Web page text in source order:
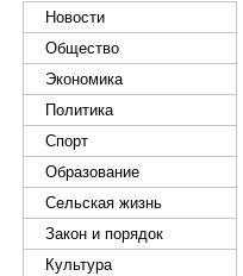
Новости
Общество
Экономика
Политика
Спорт
Образование
Сельская жизнь
Закон и порядок
Культура